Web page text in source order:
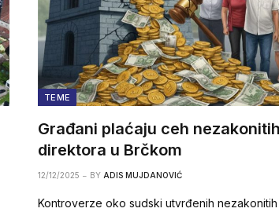
TEME
Građani plaćaju ceh
direktora u Brčkom
12/12/2025 BY ADIS MUJDANOVIĆ
Kontroverze oko sudski utvrđenih